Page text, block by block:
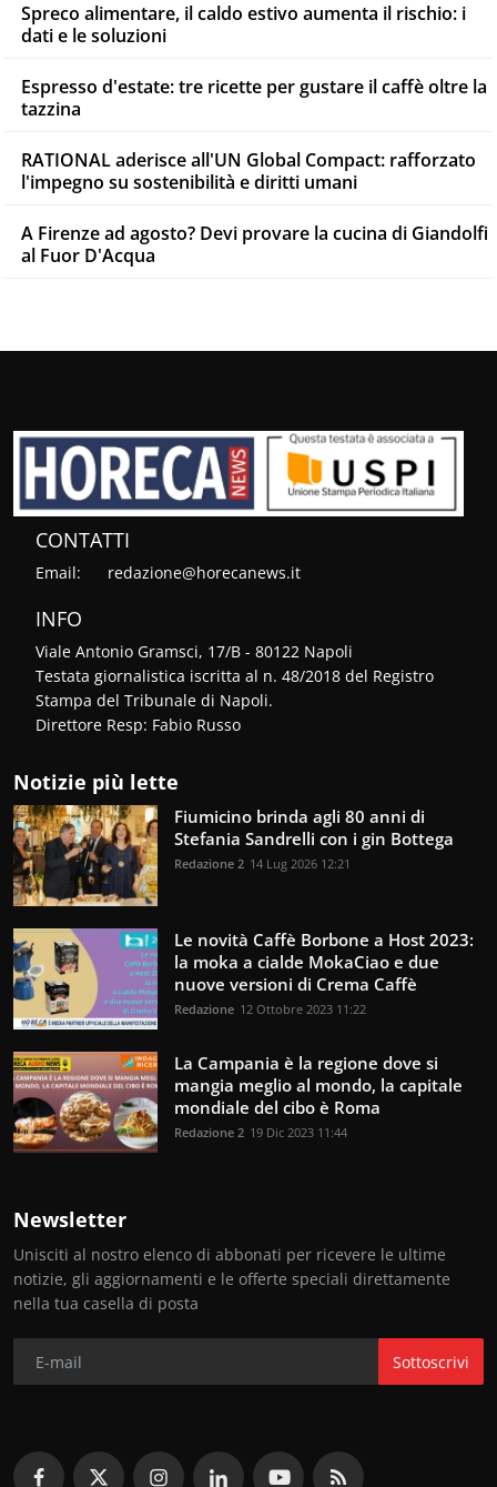
Spreco alimentare, il caldo estivo aumenta il rischio: i
dati e le soluzioni
Espresso d'estate: tre ricette per gustare il caffè oltre la
tazzina
RATIONAL aderisce all'UN Global Compact: rafforzato
l'impegno su sostenibilità e diritti umani
A Firenze ad agosto? Devi provare la cucina di Giandolfi
al Fuor D'Acqua
CONTATTI
Email: redazione@horecanews.it
INFO
Viale Antonio Gramsci, 17/B - 80122 Napoli
Testata giornalistica iscritta al n. 48/2018 del Registro
Stampa del Tribunale di Napoli.
Direttore Resp: Fabio Russo
Notizie più lette
Fiumicino brinda agli 80 anni di
Stefania Sandrelli con i gin Bottega
Redazione 2 14 Lug 2026 12:21
Le novità Caffè Borbone a Host 2023:
la moka a cialde MokaCiao e due
nuove versioni di Crema Caffè
Redazione 12 Ottobre 2023 11:22
La Campania è la regione dove si
mangia meglio al mondo, la capitale
mondiale del cibo è Roma
Redazione 2 19 Dic 2023 11:44
Newsletter
Unisciti al nostro elenco di abbonati per ricevere le ultime
notizie, gli aggiornamenti e le offerte speciali direttamente
nella tua casella di posta
Sottoscrivi